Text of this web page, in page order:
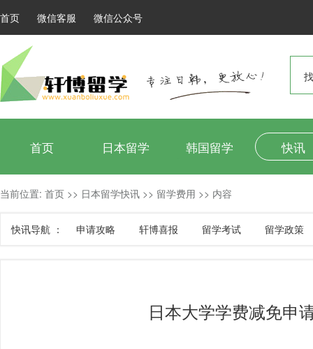
首页 微信客服 微信公众号
首页 日本留学 韩国留学 快讯
当前位置: 首页 >> 日本留学快讯 >> 留学费用 >> 内容
快讯导航 ： 申请攻略 轩博喜报 留学考试 留学政策
日本大学学费减免申